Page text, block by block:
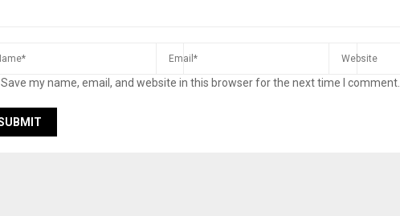
Save my name, email, and website in this browser for the next time I comment.